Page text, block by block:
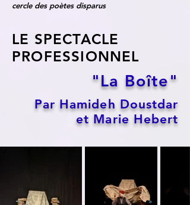
cercle des poètes disparus
LE SPECTACLE
PROFESSIONNEL
"La Boîte"
Par Hamideh Doustdar
et Marie Hebert